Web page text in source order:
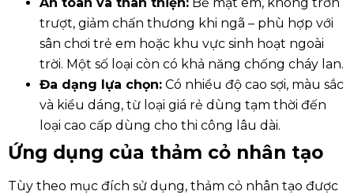
An toàn và thân thiện: Bề mặt êm, không trơn
trượt, giảm chấn thương khi ngã – phù hợp với
sân chơi trẻ em hoặc khu vực sinh hoạt ngoài
trời. Một số loại còn có khả năng chống cháy lan.
Đa dạng lựa chọn: Có nhiều độ cao sợi, màu sắc
và kiểu dáng, từ loại giá rẻ dùng tạm thời đến
loại cao cấp dùng cho thi công lâu dài.
Ứng dụng của thảm cỏ nhân tạo
Tùy theo mục đích sử dụng, thảm cỏ nhân tạo được